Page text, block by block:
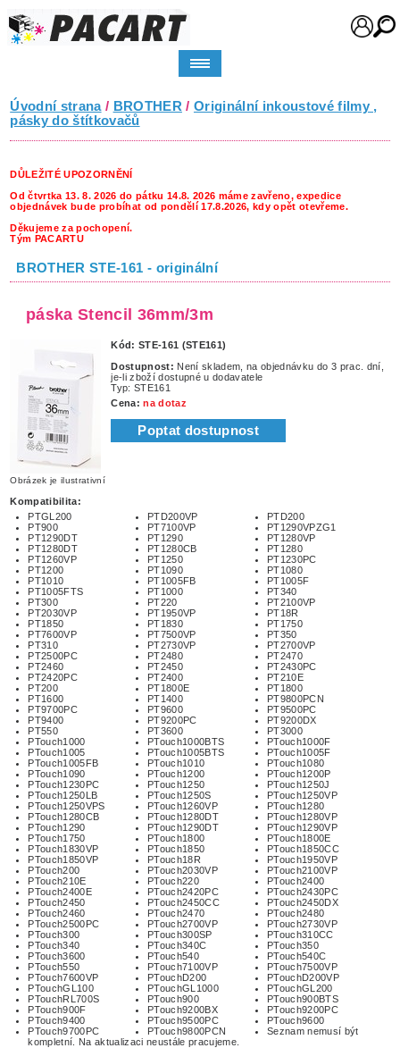
Úvodní strana/ BROTHER / Originální inkoustové filmy ,
pásky do štítkovačů
DŮLEŽITÉ UPOZORNĚNÍ
Od čtvrtka 13. 8. 2026 do pátku 14.8. 2026 máme zavřeno, expedice
objednávek bude probíhat od pondělí 17.8.2026, kdy opět otevřeme.
Děkujeme za pochopení.
Tým PACARTU
BROTHER STE-161 - originální
páska Stencil 36mm/3m
Obrázek je ilustrativní
Kód: STE-161 (STE161)
Dostupnost: Není skladem, na objednávku do 3 prac. dní,
je-li zboží dostupné u dodavatele
Typ: STE161
Cena:na dotaz
Poptat dostupnost
Kompatibilita:
PTGL200
PTD200VP
PTD200
PT900
PT7100VP
PT1290VPZG1
PT1290DT
PT1290
PT1280VP
PT1280DT
PT1280CB
PT1280
PT1260VP
PT1250
PT1230PC
PT1200
PT1090
PT1080
PT1010
PT1005FB
PT1005F
PT1005FTS
PT1000
PT340
PT300
PT220
PT2100VP
PT2030VP
PT1950VP
PT18R
PT1850
PT1830
PT1750
PT7600VP
PT7500VP
PT350
PT310
PT2730VP
PT2700VP
PT2500PC
PT2480
PT2470
PT2460
PT2450
PT2430PC
PT2420PC
PT2400
PT210E
PT200
PT1800E
PT1800
PT1600
PT1400
PT9800PCN
PT9700PC
PT9600
PT9500PC
PT9400
PT9200PC
PT9200DX
PT550
PT3600
PT3000
PTouch1000
PTouch1000BTS
PTouch1000F
PTouch1005
PTouch1005BTS
PTouch1005F
PTouch1005FB
PTouch1010
PTouch1080
PTouch1090
PTouch1200
PTouch1200P
PTouch1230PC
PTouch1250
PTouch1250J
PTouch1250LB
PTouch1250S
PTouch1250VP
PTouch1250VPS
PTouch1260VP
PTouch1280
PTouch1280CB
PTouch1280DT
PTouch1280VP
PTouch1290
PTouch1290DT
PTouch1290VP
PTouch1750
PTouch1800
PTouch1800E
PTouch1830VP
PTouch1850
PTouch1850CC
PTouch1850VP
PTouch18R
PTouch1950VP
PTouch200
PTouch2030VP
PTouch2100VP
PTouch210E
PTouch220
PTouch2400
PTouch2400E
PTouch2420PC
PTouch2430PC
PTouch2450
PTouch2450CC
PTouch2450DX
PTouch2460
PTouch2470
PTouch2480
PTouch2500PC
PTouch2700VP
PTouch2730VP
PTouch300
PTouch300SP
PTouch310CC
PTouch340
PTouch340C
PTouch350
PTouch3600
PTouch540
PTouch540C
PTouch550
PTouch7100VP
PTouch7500VP
PTouch7600VP
PTouchD200
PTouchD200VP
PTouchGL100
PTouchGL1000
PTouchGL200
PTouchRL700S
PTouch900
PTouch900BTS
PTouch900F
PTouch9200BX
PTouch9200PC
PTouch9400
PTouch9500PC
PTouch9600
PTouch9700PC
PTouch9800PCN
Seznam nemusí být
kompletní. Na aktualizaci neustále pracujeme.